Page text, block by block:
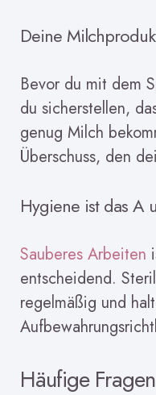
Deine
Bevor du mit dem
du sicherstellen,
genug Milch
Überschuss, den
Hygiene ist das A
Sauberes Arbeiten
entscheidend.
regelmäßig und
Häufige